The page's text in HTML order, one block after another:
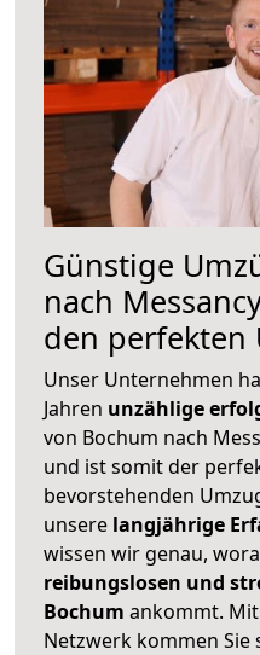
Günstige
nach
den perfekten
Unser Unternehmen
Jahren unzählige
von Bochum nach
und ist somit der
bevorstehenden
unsere langjährige
wissen wir genau,
reibungslosen und
Bochum ankommt.
Netzwerk kommen Sie